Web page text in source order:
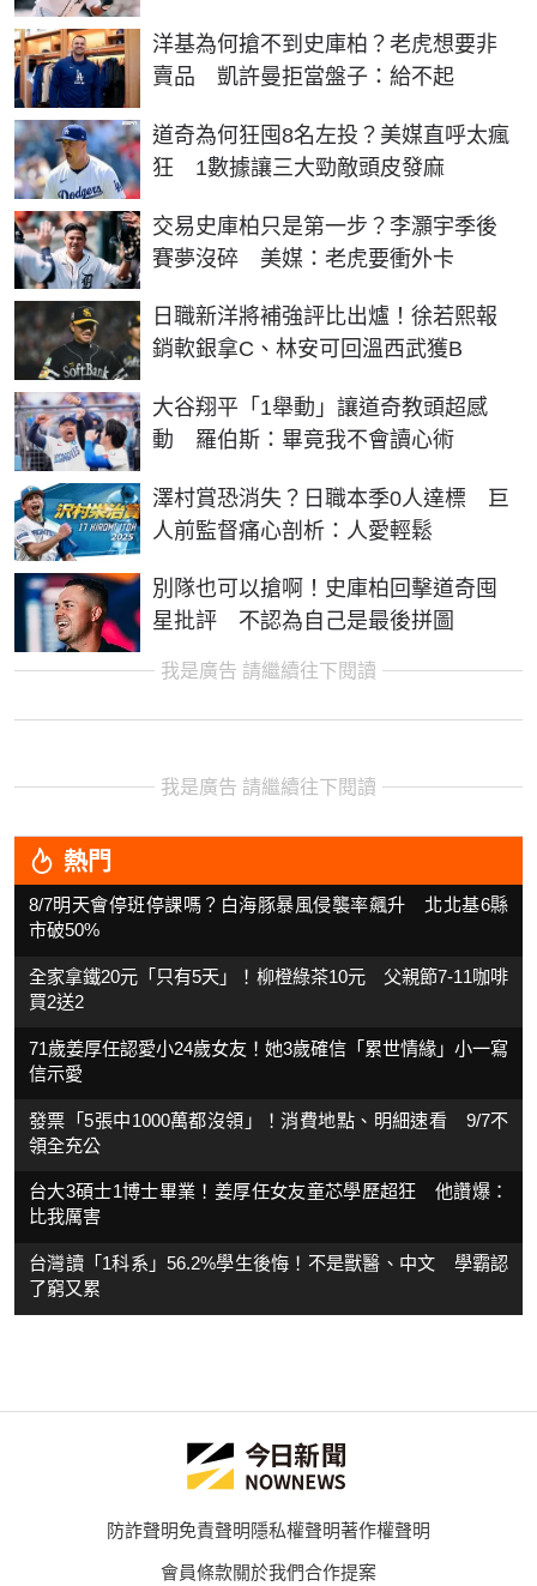
洋基為何搶不到史庫柏？老虎想要非
賣品 凱許曼拒當盤子：給不起
道奇為何狂囤8名左投？美媒直呼太瘋
狂 1數據讓三大勁敵頭皮發麻
交易史庫柏只是第一步？李灝宇季後
賽夢沒碎 美媒：老虎要衝外卡
日職新洋將補強評比出爐！徐若熙報
銷軟銀拿C、林安可回溫西武獲B
大谷翔平「1舉動」讓道奇教頭超感
動 羅伯斯：畢竟我不會讀心術
澤村賞恐消失？日職本季0人達標 巨
人前監督痛心剖析：人愛輕鬆
別隊也可以搶啊！史庫柏回擊道奇囤
星批評 不認為自己是最後拼圖
我是廣告 請繼續往下閱讀
我是廣告 請繼續往下閱讀
熱門
8/7明天會停班停課嗎？白海豚暴風侵襲率飆升 北北基6縣
市破50%
全家拿鐵20元「只有5天」！柳橙綠茶10元 父親節7-11咖啡
買2送2
71歲姜厚任認愛小24歲女友！她3歲確信「累世情緣」小一寫
信示愛
發票「5張中1000萬都沒領」！消費地點、明細速看 9/7不
領全充公
台大3碩士1博士畢業！姜厚任女友童芯學歷超狂 他讚爆：
比我厲害
台灣讀「1科系」56.2%學生後悔！不是獸醫、中文 學霸認
了窮又累
防詐聲明免責聲明隱私權聲明著作權聲明
會員條款關於我們合作提案